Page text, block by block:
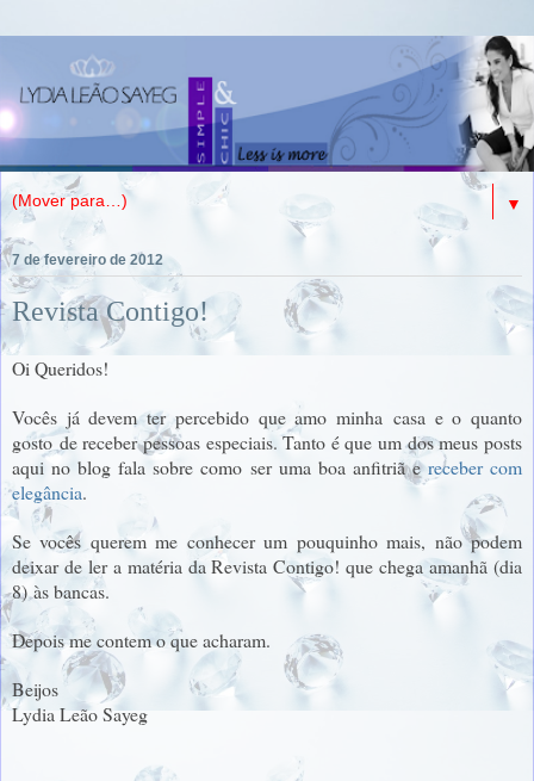
▼
7 de fevereiro de 2012
Revista Contigo!
Oi Queridos!
Vocês já devem ter percebido que amo minha casa e o quanto
gosto de receber pessoas especiais. Tanto é que um dos meus posts
aqui no blog fala sobre como ser uma boa anfitriã ereceber com
elegância.
Se vocês querem me conhecer um pouquinho mais, não podem
deixar de ler a matéria da Revista Contigo! que chega amanhã (dia
8) às bancas.
Depois me contem o que acharam.
Beijos
Lydia Leão Sayeg